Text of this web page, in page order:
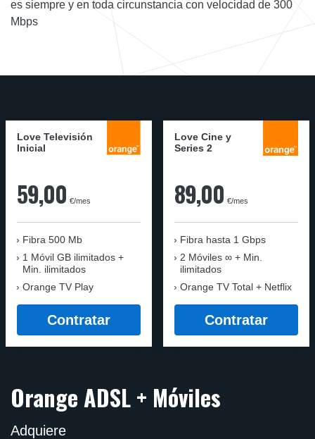
es siempre y en toda circunstancia con velocidad de 300
Mbps
Love Televisión
Inicial
59,00 €/mes
Fibra 500 Mb
1 Móvil GB ilimitados +
Min. ilimitados
Orange TV Play
Contratar
Love Cine y
Series 2
89,00 €/mes
Fibra hasta 1 Gbps
2 Móviles ∞ + Min.
ilimitados
Orange TV Total + Netflix
Contratar
Orange ADSL + Móviles
Adquiere